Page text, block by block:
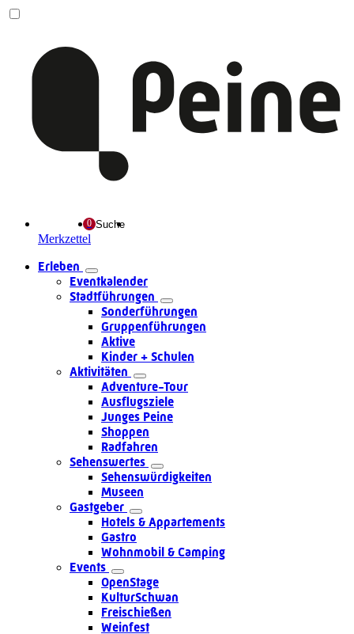
Merkzettel
Suche
Erleben
Eventkalender
Stadtführungen
Sonderführungen
Gruppenführungen
Aktive
Kinder + Schulen
Aktivitäten
Adventure-Tour
Ausflugsziele
Junges Peine
Shoppen
Radfahren
Sehenswertes
Sehenswürdigkeiten
Museen
Gastgeber
Hotels & Appartements
Gastro
Wohnmobil & Camping
Events
OpenStage
KulturSchwan
Freischießen
Weinfest